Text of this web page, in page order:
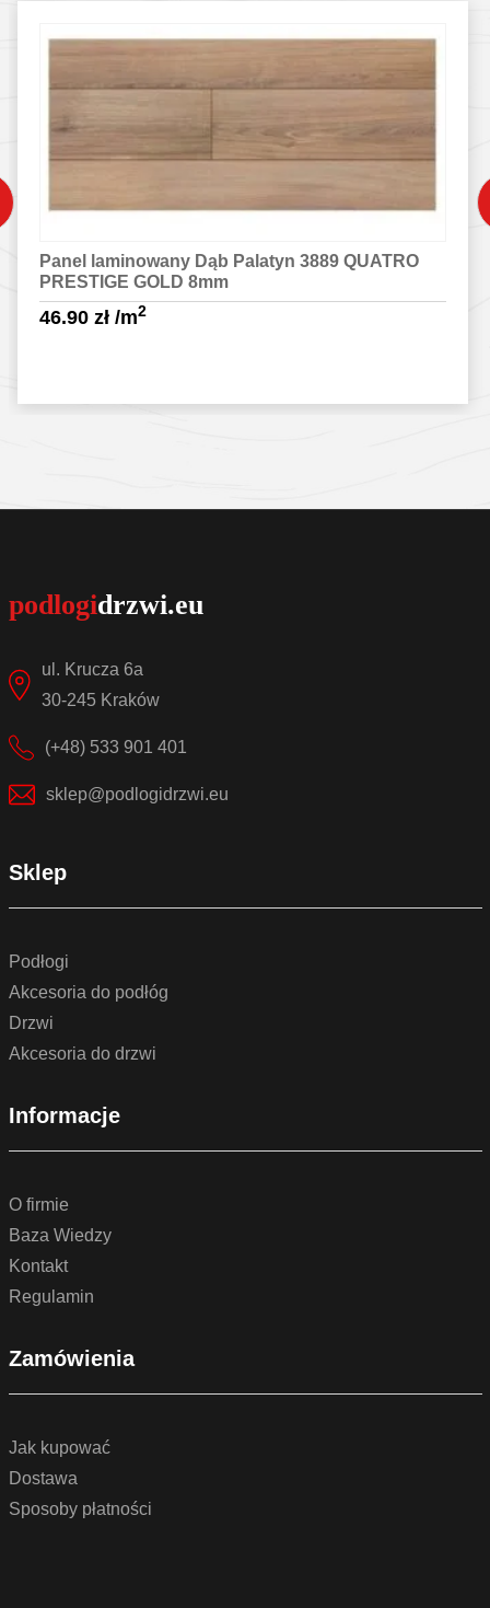
Panel laminowany Dąb Palatyn 3889 QUATRO
PRESTIGE GOLD 8mm
46.90 zł/m2
ul. Krucza 6a
30-245 Kraków
(+48) 533 901 401
sklep@podlogidrzwi.eu
Sklep
Podłogi
Akcesoria do podłóg
Drzwi
Akcesoria do drzwi
Informacje
O firmie
Baza Wiedzy
Kontakt
Regulamin
Zamówienia
Jak kupować
Dostawa
Sposoby płatności